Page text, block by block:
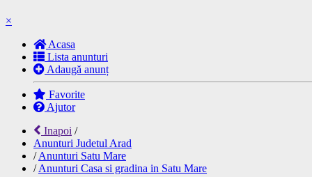
×
Acasa
Lista anunturi
Adaugă anunț
Favorite
Ajutor
Inapoi /
Anunturi Judetul Arad
/Anunturi Satu Mare
/Anunturi Casa si gradina in Satu Mare